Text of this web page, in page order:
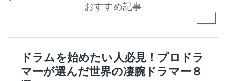
おすすめ記事